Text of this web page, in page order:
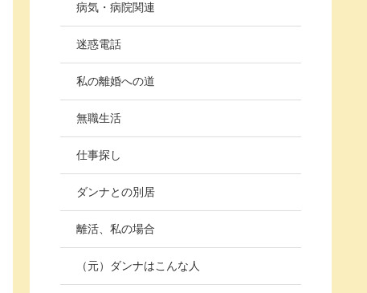
病気・病院関連
迷惑電話
私の離婚への道
無職生活
仕事探し
ダンナとの別居
離活、私の場合
（元）ダンナはこんな人